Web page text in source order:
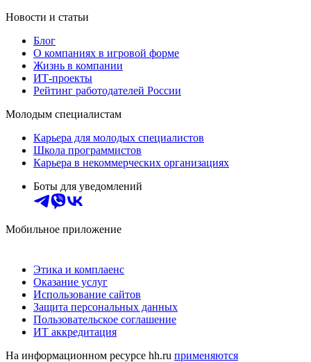
Новости и статьи
Блог
О компаниях в игровой форме
Жизнь в компании
ИТ-проекты
Рейтинг работодателей России
Молодым специалистам
Карьера для молодых специалистов
Школа программистов
Карьера в некоммерческих организациях
Боты для уведомлений
Мобильное приложение
Этика и комплаенс
Оказание услуг
Использование сайтов
Защита персональных данных
Пользовательское соглашение
ИТ аккредитация
На информационном ресурсе hh.ru применяются